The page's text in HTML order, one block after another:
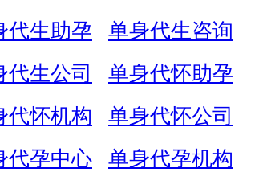
代生助孕
单身代生咨询
代生公司
单身代怀助孕
代怀机构
单身代怀公司
代孕中心
单身代孕机构